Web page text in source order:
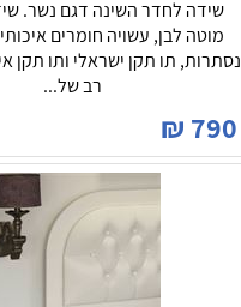
שידה לחדר השינה דגם נשר.
מוטה לבן, עשויה חומרים
נסתרות, תו תקן ישראלי ותו תקן
רב של...
790
₪